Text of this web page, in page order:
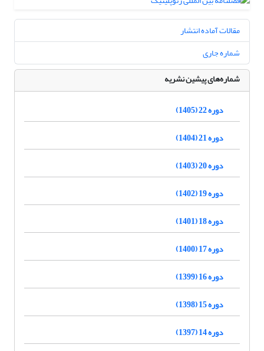
مقالات آماده انتشار
شماره جاری
شماره‌های پیشین نشریه
دوره 22 (1405)
دوره 21 (1404)
دوره 20 (1403)
دوره 19 (1402)
دوره 18 (1401)
دوره 17 (1400)
دوره 16 (1399)
دوره 15 (1398)
دوره 14 (1397)